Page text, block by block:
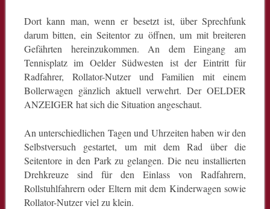
Dort kann man, wenn er besetzt ist, über Sprechfunk
darum bitten, ein Seitentor zu öffnen, um mit breiteren
Gefährten hereinzukommen. An dem Eingang am
Tennisplatz im Oelder Südwesten ist der Eintritt für
Radfahrer, Rollator-Nutzer und Familien mit einem
Bollerwagen gänzlich aktuell verwehrt. Der OELDER
ANZEIGER hat sich die Situation angeschaut.
An unterschiedlichen Tagen und Uhrzeiten haben wir den
Selbstversuch gestartet, um mit dem Rad über die
Seitentore in den Park zu gelangen. Die neu installierten
Drehkreuze sind für den Einlass von Radfahrern,
Rollstuhlfahrern oder Eltern mit dem Kinderwagen sowie
Rollator-Nutzer viel zu klein.